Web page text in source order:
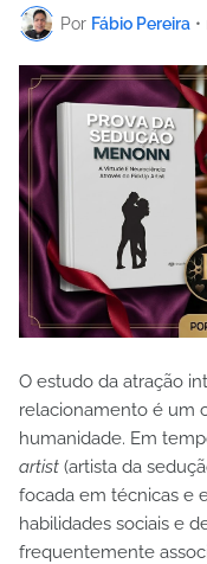
Por Fábio Pereira •
O estudo da atração
relacionamento é um
humanidade. Em
artist (artista da
focada em técnicas e
habilidades sociais e
frequentemente